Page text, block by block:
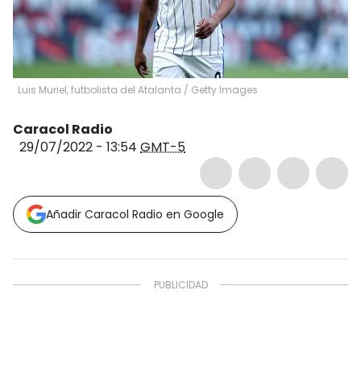
Luis Muriel, futbolista del Atalanta / Getty Images
Caracol Radio
29/07/2022 - 13:54 GMT-5
Añadir Caracol Radio en Google